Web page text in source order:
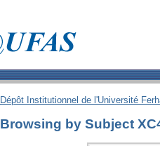
Dépôt Institutionnel de l'Université
Browsing by Subject